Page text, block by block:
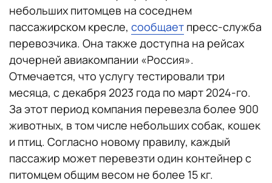
небольших питомцев на соседнем
пассажирском кресле, сообщает пресс-служба
перевозчика. Она также доступна на рейсах
дочерней авиакомпании «Россия».
Отмечается, что услугу тестировали три
месяца, с декабря 2023 года по март 2024-го.
За этот период компания перевезла более 900
животных, в том числе небольших собак, кошек
и птиц. Согласно новому правилу, каждый
пассажир может перевезти один контейнер с
питомцем общим весом не более 15 кг.